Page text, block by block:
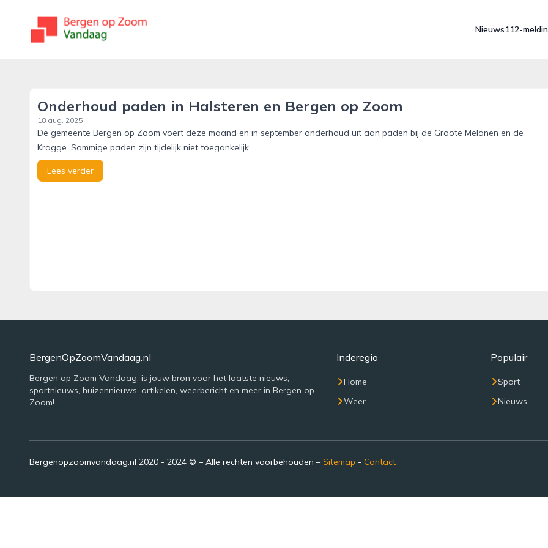
bergenopzoomvandaag.nl
Nieuws112-
Onderhoud paden in Halsteren en Bergen op Zoom
18 aug. 2025
De gemeente Bergen op Zoom voert deze maand en in september onderhoud uit aan paden bij de Groote Melanen en de
Kragge. Sommige paden zijn tijdelijk niet toegankelijk.
Lees verder
BergenOpZoomVandaag.nl
Bergen op Zoom Vandaag, is jouw bron voor het laatste nieuws,
sportnieuws, huizennieuws, artikelen, weerbericht en meer in Bergen op
Zoom!
Inderegio
Home
Weer
Populair
Sport
Nieuws
Bergenopzoomvandaag.nl 2020 - 2024 © – Alle rechten voorbehouden – Sitemap - Contact